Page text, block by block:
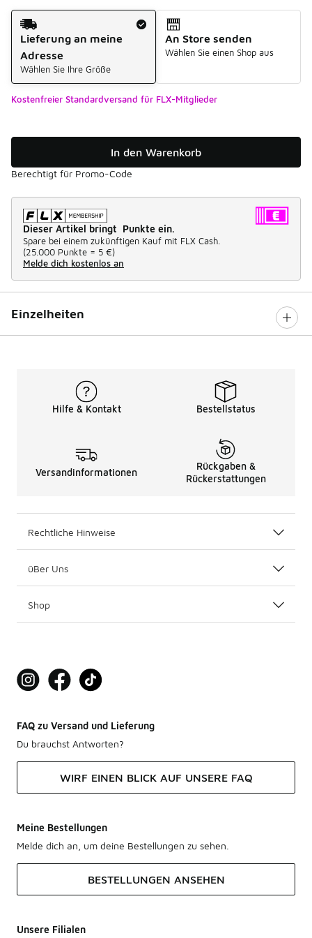
Versandart
Lieferung an meine
Adresse
Wählen Sie Ihre Größe
An Store senden
Wählen Sie einen Shop aus
Kostenfreier Standardversand für FLX-Mitglieder
In den Warenkorb
Berechtigt für Promo-Code
Dieser Artikel bringt Punkte ein.
Spare bei einem zukünftigen Kauf mit FLX Cash.
(25.000 Punkte = 5 €)
Melde dich kostenlos an
Einzelheiten
Hilfe & Kontakt Bestellstatus
Versandinformationen
Rückgaben &
Rückerstattungen
Rechtliche Hinweise
üBer Uns
Shop
FAQ zu Versand und Lieferung
Du brauchst Antworten?
WIRF EINEN BLICK AUF UNSERE FAQ
Meine Bestellungen
Melde dich an, um deine Bestellungen zu sehen.
BESTELLUNGEN ANSEHEN
Unsere Filialen